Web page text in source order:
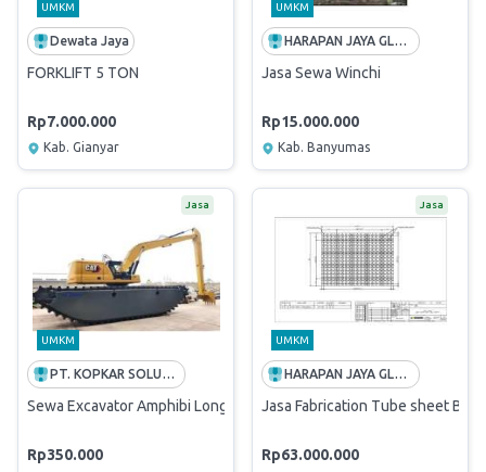
UMKM
Dewata Jaya
FORKLIFT 5 TON
Rp7.000.000
Kab. Gianyar
UMKM
HARAPAN JAYA GLOBALINDO
Jasa Sewa Winchi
Rp15.000.000
Kab. Banyumas
Jasa
UMKM
PT. KOPKAR SOLUSI BERSAMA
Sewa Excavator Amphibi Long Arm Track PC 200 Perjam
Rp350.000
Jasa
UMKM
HARAPAN JAYA GLOBALINDO
Jasa Fabrication Tube sheet
Rp63.000.000